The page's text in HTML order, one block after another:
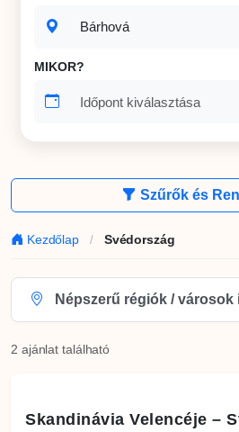
MIKOR?
Szűrők és
Kezdőlap / Svédország
Népszerű régiók / városok
2 ajánlat található
Skandinávia Velencéje –